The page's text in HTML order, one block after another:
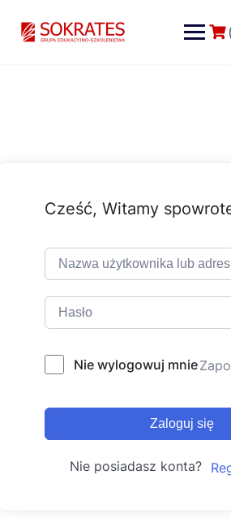
content
Cześć, Witamy
Nie wylogowuj mnie
Zaloguj się
Nie posiadasz konta?